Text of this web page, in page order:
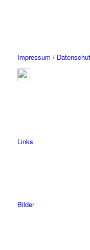
Impressum /
Links
Bilder